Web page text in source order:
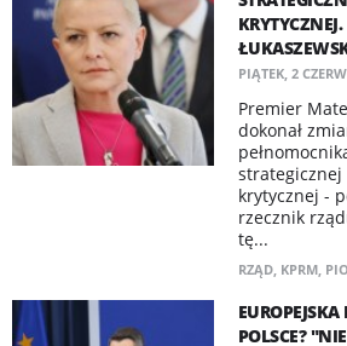
PIĄTEK, 2
Premier
dokonał
krytycznej -
rzecznik
tę...
RZĄD, KPRM,
POLSCE?